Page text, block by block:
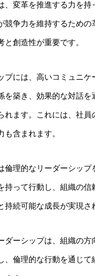
、変革を推進する力を
競争力を維持するための
創造性が重要です。
プには、高いコミュニ
を築き、効果的な対話を
れます。これには、社員
含まれます。
倫理的なリーダーシップ
持って行動し、組織の信
続可能な成長が実現さ
ダーシップは、組織の方
、倫理的な行動を通じて